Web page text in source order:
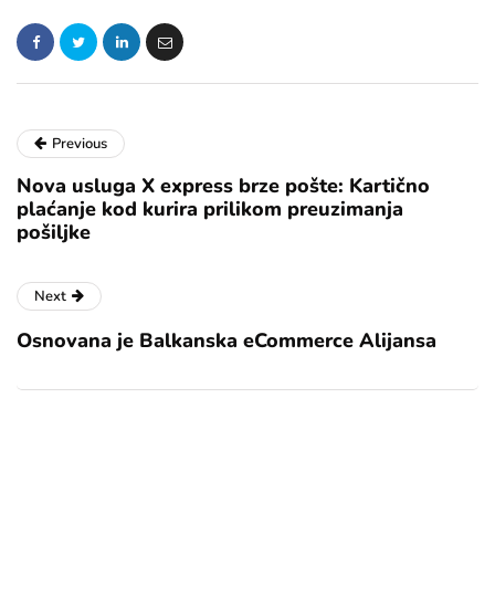
Previous
Nova usluga X express brze pošte: Kartično
plaćanje kod kurira prilikom preuzimanja
pošiljke
Next
Osnovana je Balkanska eCommerce Alijansa